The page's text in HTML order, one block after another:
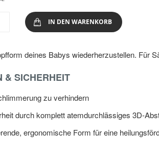
IN DEN WARENKORB
deines Babys wiederherzustellen. Für
& SICHERHEIT
zu verhindern
durch komplett atemdurchlässiges 3D-
ergonomische Form für eine